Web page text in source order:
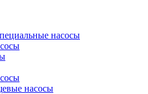
насосы
насосы